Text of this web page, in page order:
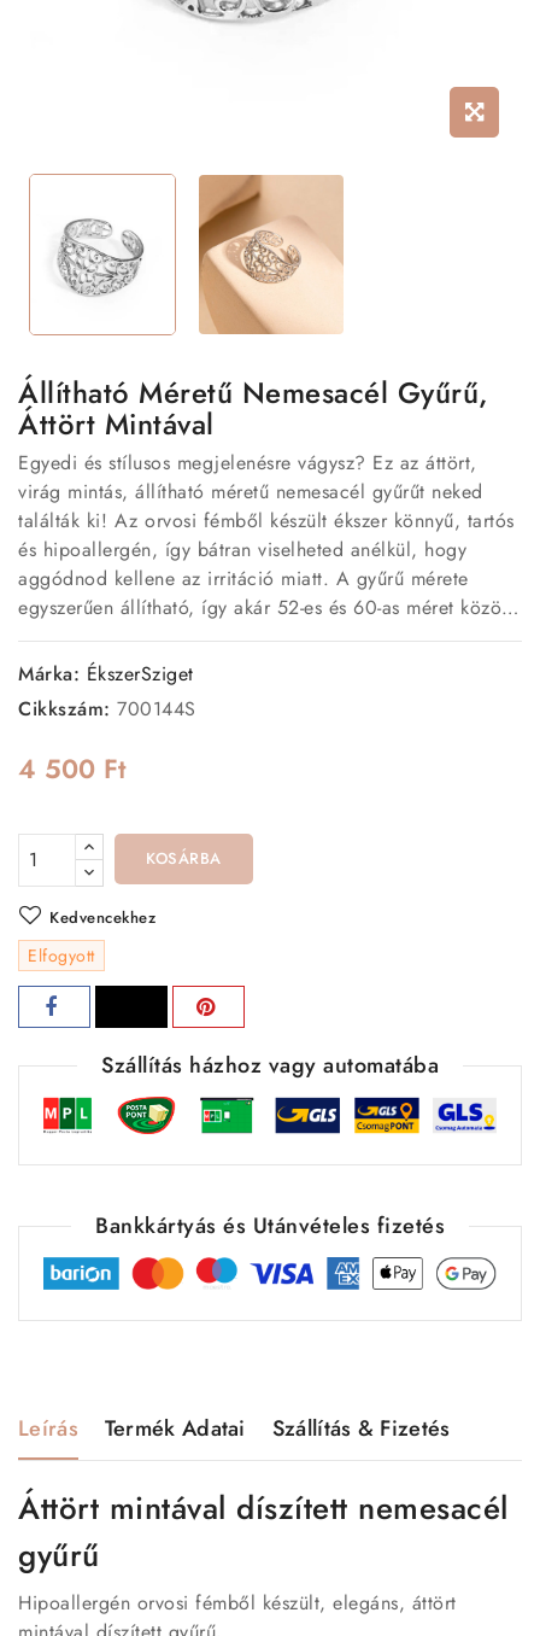
Állítható Méretű Nemesacél Gyűrű,
Áttört Mintával
Egyedi és stílusos megjelenésre vágysz? Ez az áttört,
virág mintás, állítható méretű nemesacél gyűrűt neked
találták ki! Az orvosi fémből készült ékszer könnyű, tartós
és hipoallergén, így bátran viselheted anélkül, hogy
aggódnod kellene az irritáció miatt. A gyűrű mérete
egyszerűen állítható, így akár 52-es és 60-as méret között
is tökéletesen passzolni fog.
Márka: ÉkszerSziget
Cikkszám: 700144S
4 500 Ft
KOSÁRBA
Kedvencekhez
Elfogyott
Szállítás házhoz vagy automatába
Bankkártyás és Utánvételes fizetés
Leírás Termék Adatai Szállítás & Fizetés
Áttört mintával díszített nemesacél
gyűrű
Hipoallergén orvosi fémből készült, elegáns, áttört